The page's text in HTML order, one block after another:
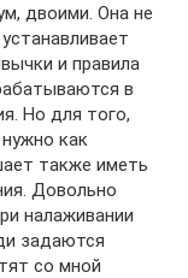
двоими. Она не
и правила
в
Но для того,
как
также иметь
Довольно
налаживании
задаются
со мной